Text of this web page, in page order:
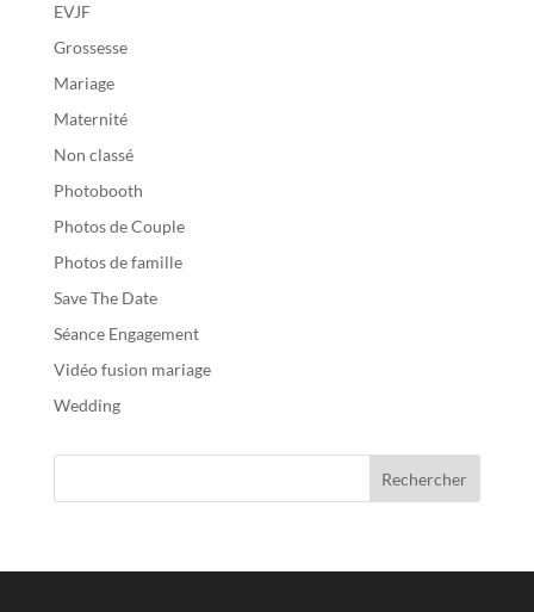
EVJF
Grossesse
Mariage
Maternité
Non classé
Photobooth
Photos de Couple
Photos de famille
Save The Date
Séance Engagement
Vidéo fusion mariage
Wedding